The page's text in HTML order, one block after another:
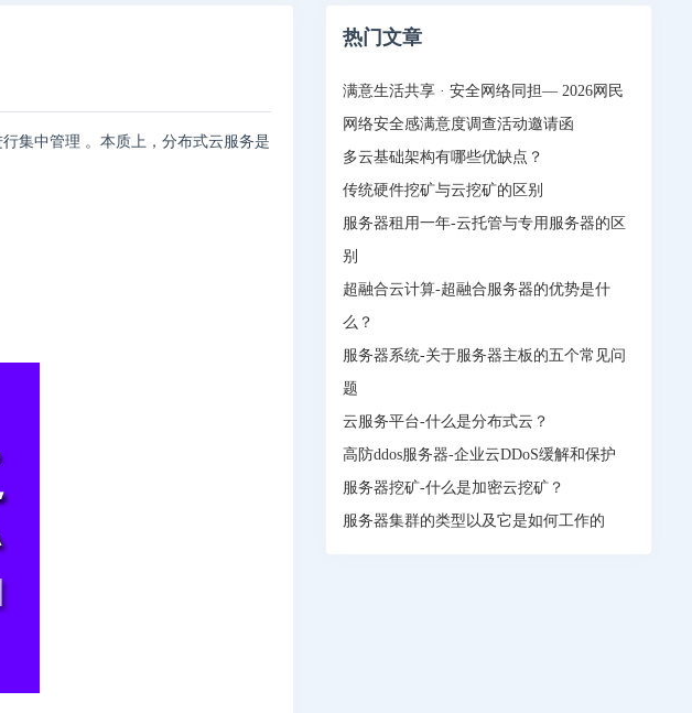
集中管理 。本质上，分布式云服务是
热门文章
满意生活共享 · 安全网络同担— 2026网民
网络安全感满意度调查活动邀请函
多云基础架构有哪些优缺点？
传统硬件挖矿与云挖矿的区别
服务器租用一年-云托管与专用服务器的区
别
超融合云计算-超融合服务器的优势是什
么？
服务器系统-关于服务器主板的五个常见问
题
云服务平台-什么是分布式云？
高防ddos服务器-企业云DDoS缓解和保护
服务器挖矿-什么是加密云挖矿？
服务器集群的类型以及它是如何工作的